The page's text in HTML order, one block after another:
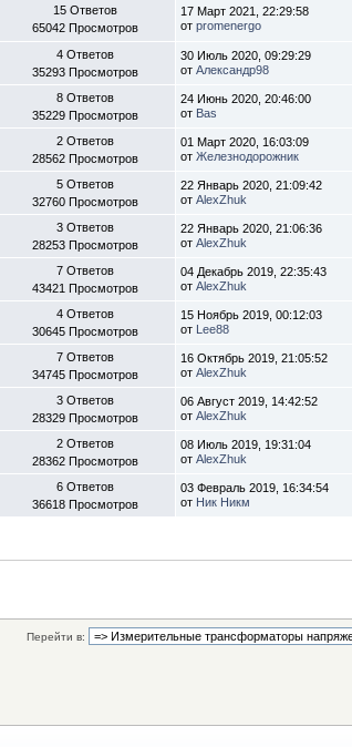
15 Ответов
65042 Просмотров
17 Март 2021, 22:29:58
отpromenergo
4 Ответов
35293 Просмотров
30 Июль 2020, 09:29:29
отАлександр98
8 Ответов
35229 Просмотров
24 Июнь 2020, 20:46:00
от Bas
2 Ответов
28562 Просмотров
01 Март 2020, 16:03:09
отЖелезнодорожник
5 Ответов
32760 Просмотров
22 Январь 2020, 21:09:42
отAlexZhuk
3 Ответов
28253 Просмотров
22 Январь 2020, 21:06:36
отAlexZhuk
7 Ответов
43421 Просмотров
04 Декабрь 2019, 22:35:43
отAlexZhuk
4 Ответов
30645 Просмотров
15 Ноябрь 2019, 00:12:03
от Lee88
7 Ответов
34745 Просмотров
16 Октябрь 2019, 21:05:52
отAlexZhuk
3 Ответов
28329 Просмотров
06 Август 2019, 14:42:52
отAlexZhuk
2 Ответов
28362 Просмотров
08 Июль 2019, 19:31:04
отAlexZhuk
6 Ответов
36618 Просмотров
03 Февраль 2019, 16:34:54
от Ник Никм
Перейти в: